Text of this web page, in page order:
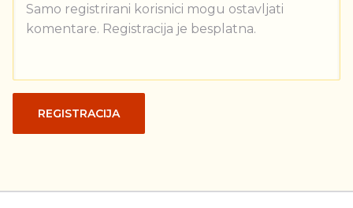
Samo registrirani korisnici mogu ostavljati
komentare. Registracija je besplatna.
REGISTRACIJA